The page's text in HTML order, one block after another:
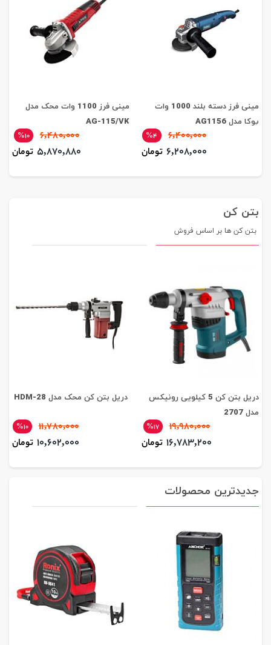
مینی فرز دسته بلند 1000 وات
پوکا مدل AG1156
%4
6,400,000
6,208,000 تومان
مینی فرز 1100 وات محک مدل
AG-115/VK
%10
6,480,000
5,870,880 تومان
بتن کن
بتن کن ها بر اساس فروش
دریل بتن کن 5 کیلویی رونیکس
مدل 2707
%17
19,980,000
16,783,200 تومان
دریل بتن کن محک مدل HDM-28
%10 11,780,000
10,602,000 تومان
جدیدترین محصولات